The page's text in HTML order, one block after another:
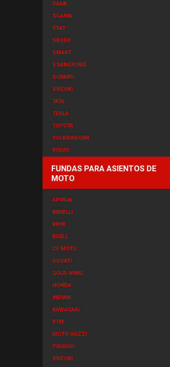
SAAB
SCANIA
SEAT
SKODA
SMART
SSANGYONG
SUBARU
SUZUKI
TATA
TESLA
TOYOTA
VOLKSWAGEN
VOLVO
FUNDAS PARA ASIENTOS DE
MOTO
APRILIA
BENELLI
BMW
BUELL
CF MOTO
DUCATI
GOLD WING
HONDA
INDIAN
KAWASAKI
KTM
MOTO GUZZI
PIAGGIO
SUZUKI